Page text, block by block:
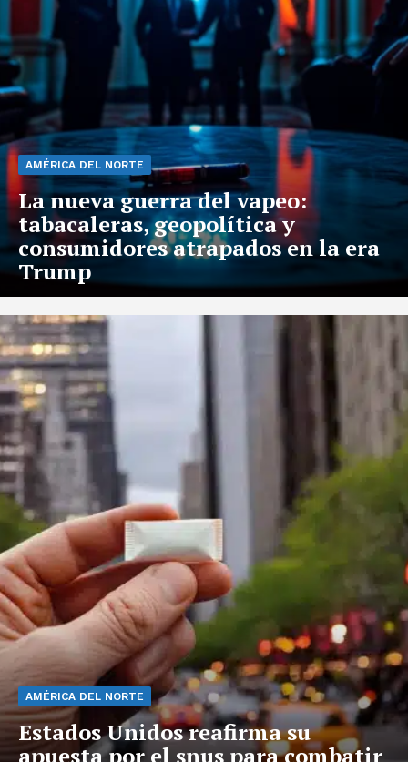
AMÉRICA DEL NORTE
La nueva guerra del vapeo:
tabacaleras, geopolítica y
consumidores atrapados en la era
Trump
AMÉRICA DEL NORTE
Estados Unidos reafirma su
apuesta por el snus para combatir